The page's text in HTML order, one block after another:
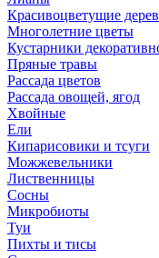
Красивоцветущие
Многолетние цветы
Кустарники
Пряные травы
Рассада цветов
Рассада овощей, ягод
Хвойные
Ели
Кипарисовики и тсуги
Можжевельники
Лиственницы
Сосны
Микробиоты
Туи
Пихты и тисы